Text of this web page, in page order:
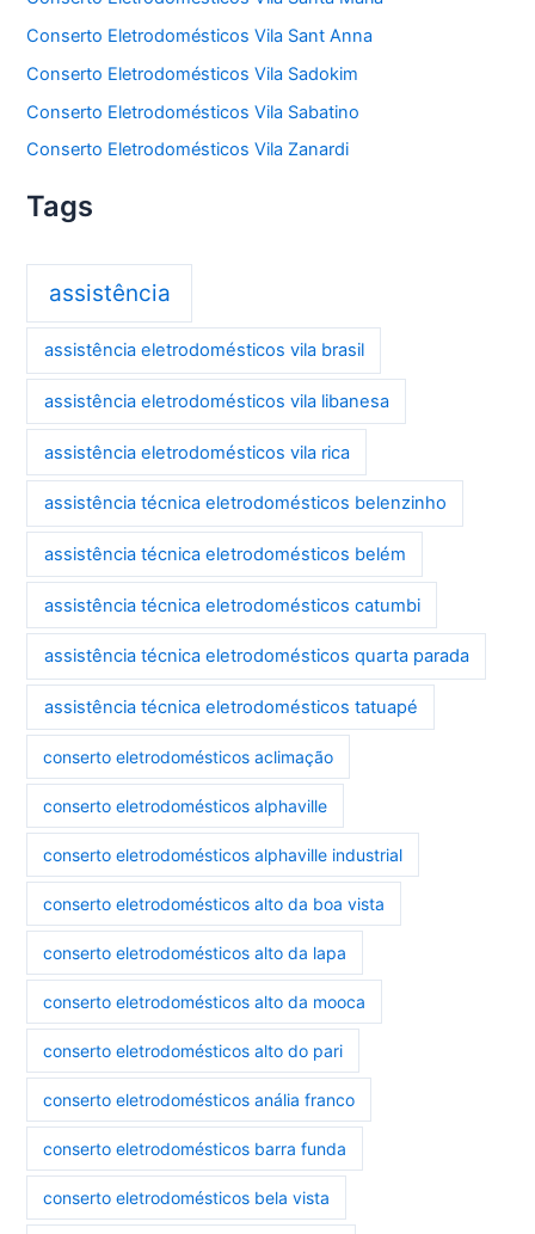
Conserto Eletrodomésticos Vila Sant Anna
Conserto Eletrodomésticos Vila Sadokim
Conserto Eletrodomésticos Vila Sabatino
Conserto Eletrodomésticos Vila Zanardi
Tags
assistência
assistência eletrodomésticos vila brasil
assistência eletrodomésticos vila libanesa
assistência eletrodomésticos vila rica
assistência técnica eletrodomésticos belenzinho
assistência técnica eletrodomésticos belém
assistência técnica eletrodomésticos catumbi
assistência técnica eletrodomésticos quarta parada
assistência técnica eletrodomésticos tatuapé
conserto eletrodomésticos aclimação
conserto eletrodomésticos alphaville
conserto eletrodomésticos alphaville industrial
conserto eletrodomésticos alto da boa vista
conserto eletrodomésticos alto da lapa
conserto eletrodomésticos alto da mooca
conserto eletrodomésticos alto do pari
conserto eletrodomésticos anália franco
conserto eletrodomésticos barra funda
conserto eletrodomésticos bela vista